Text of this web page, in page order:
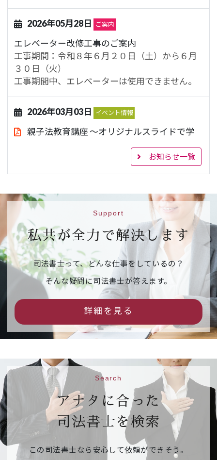
2026年05月28日 ご案内
エレベーター改修工事のご案内
工事期間：令和８年６月２０日（土）から６月
３０日（火）
工事期間中、エレベーターは使用できません。
2026年03月03日 イベント情報
親子法教育講座 ～オリジナルスライドで学
【日 時】令和８年３月２２日（日）１４時～
鉄烏丸線 丸太町駅５番出口）
【対 象】小学校４年生、５年生及び６年生と
その保護者（２５組）
【申込先】
参加申込フォームはこちら
【申込締切】令和８年３月１１日（水）
2026年02月16日 イベント情報
市民公開セミナー「相続の『困った』を解
決！司法書士が教える後悔しないための相続
【日 時】令和８年３月１４日（土）１３：３
【場 所】京都烏丸コンベンションホール 大ホ
ール
【申込先】
参加申込フォームはこちら
【申込締切】令和８年３月１０日（火）
2026年02月09日 ご案内
相続・遺言推進月間 右京区役所京北出張所の
お知らせ一覧
Support
私共が全力で解決します
司法書士って、どんな仕事をしているの？
そんな疑問に司法書士が答えます。
詳細を見る
Search
アナタに合った
司法書士を検索
この司法書士なら安心して依頼ができそう。